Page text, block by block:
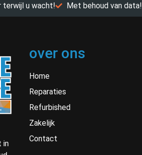
terwijl u wacht! Met behoud van data!
in
over ons
Home
Reparaties
Refurbished
Zakelijk
Contact